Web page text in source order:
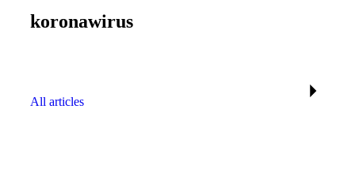
koronawirus
All articles